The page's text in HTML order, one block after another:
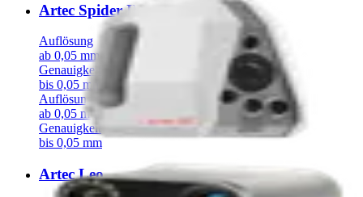
Artec Spider II
Auflösung
ab 0,05 mm
Genauigkeit
bis 0,05 mm
Auflösung
ab 0,05 mm
Genauigkeit
bis 0,05 mm
Artec Leo